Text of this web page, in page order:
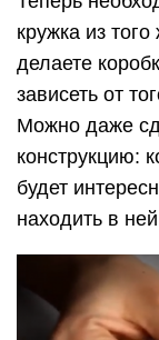
кружка из
делаете
зависеть от
Можно даже
конструкцию:
будет
находить в